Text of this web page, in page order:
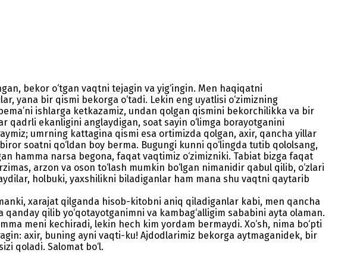
bekor o‘tgan vaqtni tejagin va yig‘ingin. Men haqiqatni
yana bir qismi bekorga o‘tadi. Lekin eng uyatlisi o‘zimizning
ishlarga ketkazamiz, undan qolgan qismini bekorchilikka va bir
ekanligini anglaydigan, soat sayin o‘limga borayotganini
umrning kattagina qismi esa ortimizda qolgan, axir, qancha yillar
soatni qo‘ldan boy berma. Bugungi kunni qo‘lingda tutib qololsang,
hamma narsa begona, faqat vaqtimiz o‘zimizniki. Tabiat bizga faqat
arzon va oson to‘lash mumkin bo‘lgan nimanidir qabul qilib, o‘zlari
holbuki, yaxshilikni biladiganlar ham mana shu vaqtni qaytarib
xarajat qilganda hisob-kitobni aniq qiladiganlar kabi, men qancha
qilib yo‘qotayotganimni va kambag‘alligim sababini ayta olaman.
meni kechiradi, lekin hech kim yordam bermaydi. Xo‘sh, nima bo‘pti
axir, buning ayni vaqti-ku! Ajdodlarimiz bekorga aytmaganidek, bir
qoladi. Salomat bo‘l.